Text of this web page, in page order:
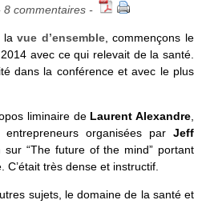
8 commentaires -
lavue d’ensemble, commençons le
avec ce qui relevait de la santé.
dans la conférence et avec le plus
liminaire de Laurent Alexandre
organisées par Jeff
“The future of the mind” portant
très dense et instructif.
sujets, le domaine de la santé et